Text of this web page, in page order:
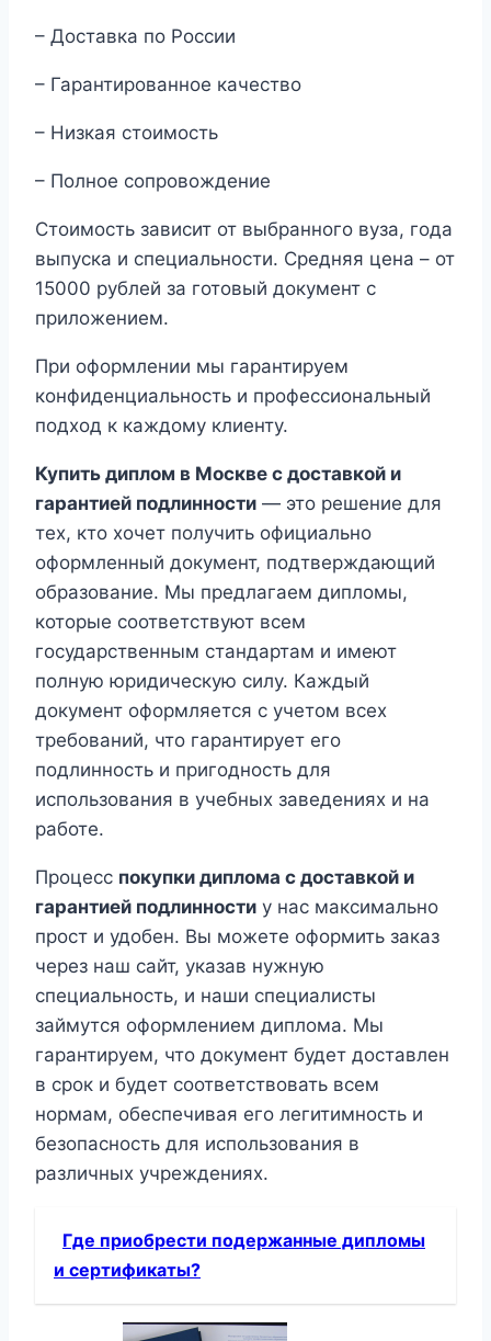
– Доставка по России
– Гарантированное качество
– Низкая стоимость
– Полное сопровождение
Стоимость зависит от выбранного вуза, года
выпуска и специальности. Средняя цена – от
15000 рублей за готовый документ с
приложением.
При оформлении мы гарантируем
конфиденциальность и профессиональный
подход к каждому клиенту.
Купить диплом в Москве с доставкой и
гарантией подлинности — это решение для
тех, кто хочет получить официально
оформленный документ, подтверждающий
образование. Мы предлагаем дипломы,
которые соответствуют всем
государственным стандартам и имеют
полную юридическую силу. Каждый
документ оформляется с учетом всех
требований, что гарантирует его
подлинность и пригодность для
использования в учебных заведениях и на
работе.
Процесс покупки диплома с доставкой и
гарантией подлинности у нас максимально
прост и удобен. Вы можете оформить заказ
через наш сайт, указав нужную
специальность, и наши специалисты
займутся оформлением диплома. Мы
гарантируем, что документ будет доставлен
в срок и будет соответствовать всем
нормам, обеспечивая его легитимность и
безопасность для использования в
различных учреждениях.
Где приобрести подержанные дипломы
и сертификаты?